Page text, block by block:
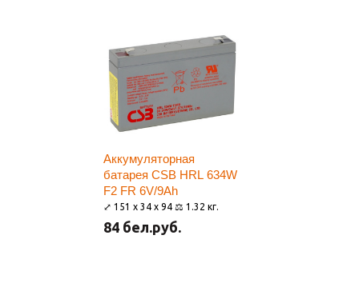
Аккумуляторная
батарея CSB HRL 634W
F2 FR 6V/9Ah
⤢ 151 x 34 x 94 ⚖ 1.32 кг.
84 бел.руб.